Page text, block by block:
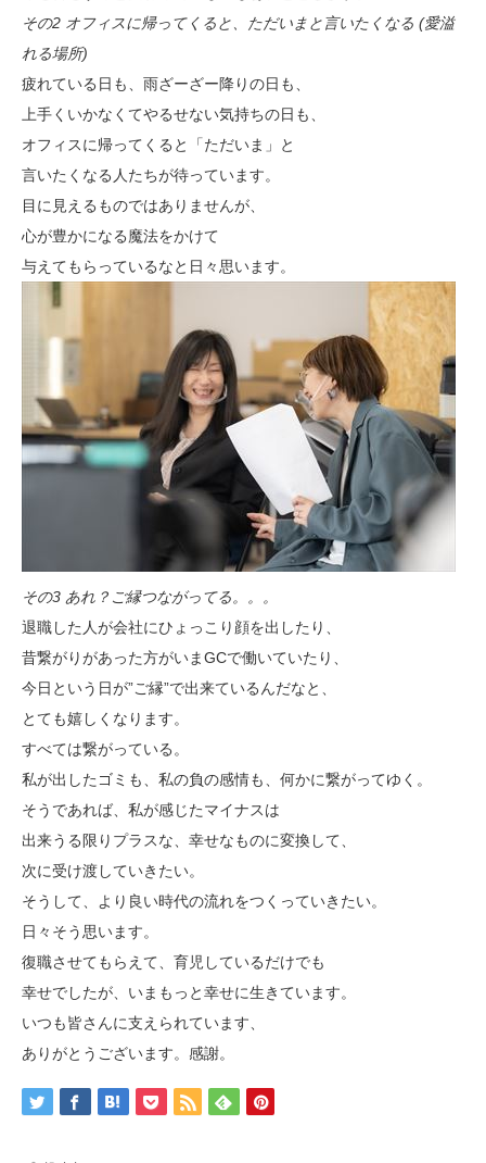
その2 オフィスに帰ってくると、ただいまと言いたくなる (愛溢
れる場所)
疲れている日も、雨ざーざー降りの日も、
上手くいかなくてやるせない気持ちの日も、
オフィスに帰ってくると「ただいま」と
言いたくなる人たちが待っています。
目に見えるものではありませんが、
心が豊かになる魔法をかけて
与えてもらっているなと日々思います。
その3 あれ？ご縁つながってる。。。
退職した人が会社にひょっこり顔を出したり、
昔繋がりがあった方がいまGCで働いていたり、
今日という日が”ご縁”で出来ているんだなと、
とても嬉しくなります。
すべては繋がっている。
私が出したゴミも、私の負の感情も、何かに繋がってゆく。
そうであれば、私が感じたマイナスは
出来うる限りプラスな、幸せなものに変換して、
次に受け渡していきたい。
そうして、より良い時代の流れをつくっていきたい。
日々そう思います。
復職させてもらえて、育児しているだけでも
幸せでしたが、いまもっと幸せに生きています。
いつも皆さんに支えられています、
ありがとうございます。感謝。